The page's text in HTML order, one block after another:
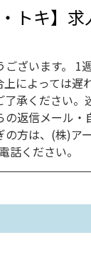
トキ】
ざいます。 1
によっては遅
了承ください。
の返信メール・
の方は、(株)ア
話ください。